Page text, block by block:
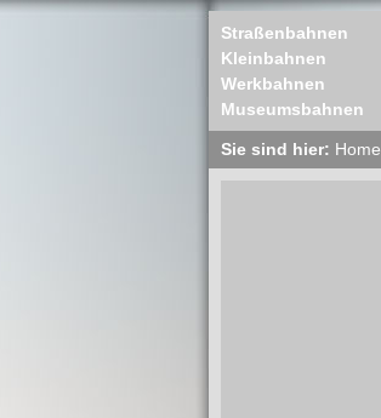
Straßenbahnen
Kleinbahnen
Werkbahnen
Museumsbahnen
Sie sind hier: Home